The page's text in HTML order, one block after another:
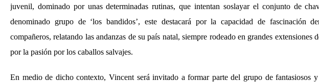
juvenil, dominado por unas determinadas rutinas, que intentan soslayar el conjunto de
denominado grupo de ‘los bandidos’, este destacará por la capacidad de fascinación
compañeros, relatando las andanzas de su país natal, siempre rodeado en grandes extensiones
por la pasión por los caballos salvajes.
En medio de dicho contexto, Vincent será invitado a formar parte del grupo de fantasiosos y